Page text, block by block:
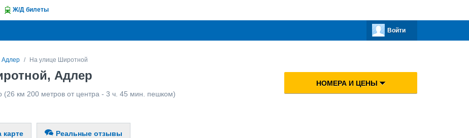
Ж/Д билеты
Войти
Адлер На улице Широтной
Адлер
(26 км 200 метров от центра - 3 ч. 45 мин. пешком)
НОМЕРА И ЦЕНЫ
карте Реальные отзывы